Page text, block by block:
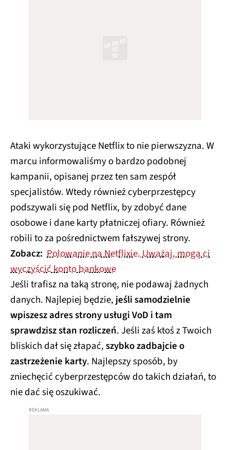
Ataki wykorzystujące Netflix to nie pierwszyzna. W
marcu informowaliśmy o bardzo podobnej
kampanii, opisanej przez ten sam zespół
specjalistów. Wtedy również cyberprzestępcy
podszywali się pod Netflix, by zdobyć dane
osobowe i dane karty płatniczej ofiary. Również
robili to za pośrednictwem fałszywej strony.
Zobacz: Polowanie na Netflixie. Uważaj, mogą ci
wyczyścić konto bankowe
Jeśli trafisz na taką stronę, nie podawaj żadnych
danych. Najlepiej będzie, jeśli samodzielnie
wpiszesz adres strony usługi VoD i tam
sprawdzisz stan rozliczeń. Jeśli zaś ktoś z Twoich
bliskich dał się złapać,szybko zadbajcie o
zastrzeżenie karty. Najlepszy sposób, by
zniechęcić cyberprzestępców do takich działań, to
nie dać się oszukiwać.